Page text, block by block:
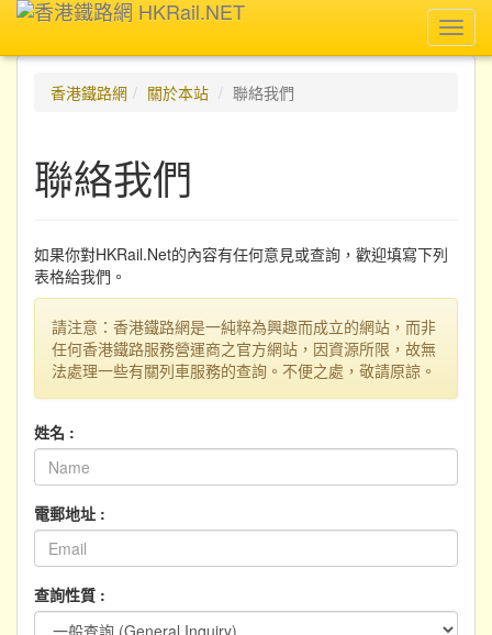
香港鐵路網
關於本站 聯絡我們
聯絡我們
如果你對HKRail.Net的內容有任何意見或查詢，歡迎填寫下列
表格給我們。
請注意：香港鐵路網是一純粹為興趣而成立的網站，而非
任何香港鐵路服務營運商之官方網站，因資源所限，故無
法處理一些有關列車服務的查詢。不便之處，敬請原諒。
姓名 :
電郵地址 :
查詢性質 :